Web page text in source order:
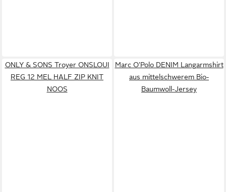
ONLY & SONS Troyer ONSLOUI
REG 12 MEL HALF ZIP KNIT
NOOS
Marc O'Polo DENIM Langarmshirt
aus mittelschwerem Bio-
Baumwoll-Jersey